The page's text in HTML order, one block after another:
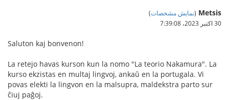
Metsis
(نمایش مشخصات)
30 اکتبر 2023،‏ 7:39:08
Saluton kaj bonvenon!
La retejo havas kurson kun la nomo "La teorio Nakamura". La
kurso ekzistas en multaj lingvoj, ankaŭ en la portugala. Vi
povas elekti la lingvon en la malsupra, maldekstra parto sur
ĉiuj paĝoj.